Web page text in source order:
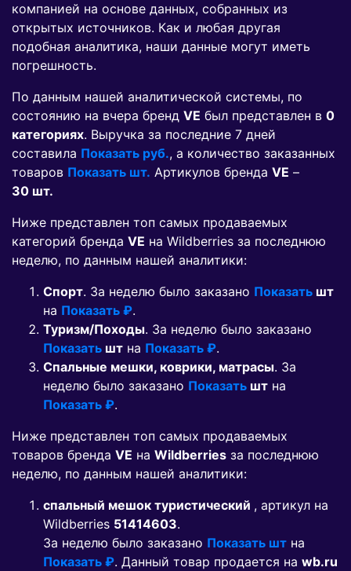
компанией на основе данных, собранных из
открытых источников. Как и любая другая
подобная аналитика, наши данные могут иметь
погрешность.
По данным нашей аналитической системы, по
состоянию на вчера бренд VE был представлен в 0
категориях. Выручка за последние 7 дней
составила Показать руб., а количество заказанных
товаров Показать шт. Артикулов бренда VE –
30 шт.
Ниже представлен топ самых продаваемых
категорий бренда VE на Wildberries за последнюю
неделю, по данным нашей аналитики:
Спорт. За неделю было заказано Показать шт
на Показать ₽.
Туризм/Походы. За неделю было заказано
Показать шт на Показать ₽.
Спальные мешки, коврики, матрасы. За
неделю было заказано Показать шт на
Показать ₽.
Ниже представлен топ самых продаваемых
товаров бренда VE на Wildberries за последнюю
неделю, по данным нашей аналитики:
спальный мешок туристический , артикул на
Wildberries 51414603.
За неделю было заказано Показать шт на
Показать ₽. Данный товар продается на wb.ru